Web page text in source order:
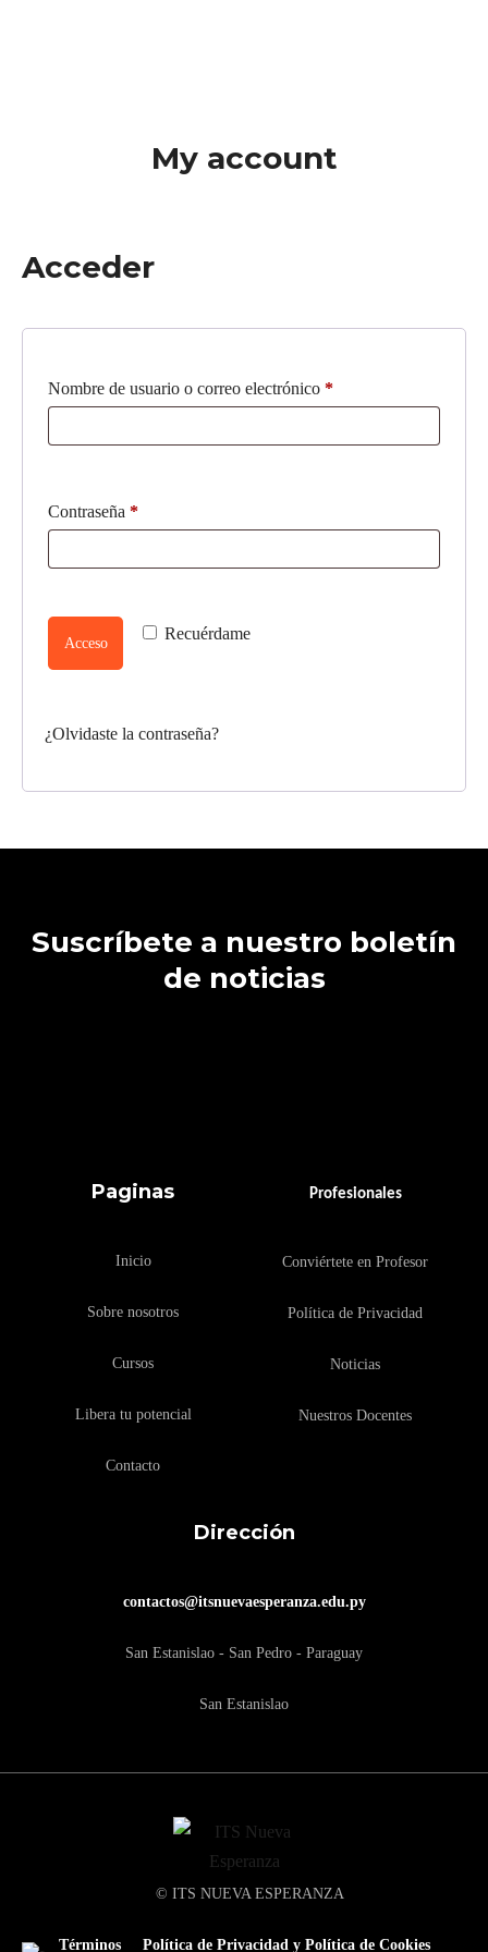
My account
Acceder
Nombre de usuario o correo electrónico *
Contraseña *
Recuérdame
Acceso
¿Olvidaste la contraseña?
Suscríbete a nuestro boletín
de noticias
Paginas
Inicio
Sobre nosotros
Cursos
Libera tu potencial
Contacto
Profesionales
Conviértete en Profesor
Política de Privacidad
Noticias
Nuestros Docentes
Dirección
contactos@itsnuevaesperanza.edu.py
San Estanislao - San Pedro - Paraguay
San Estanislao
© ITS NUEVA ESPERANZA
Términos Política de Privacidad y Política de Cookies